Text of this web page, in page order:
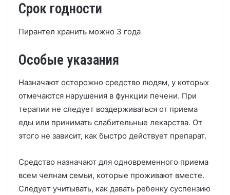
Срок годности
Пирантел хранить можно 3 года
Особые указания
Назначают осторожно средство людям, у которых
отмечаются нарушения в функции печени. При
терапии не следует воздерживаться от приема
еды или принимать слабительные лекарства. От
этого не зависит, как быстро действует препарат.
Средство назначают для одновременного приема
всем челнам семьи, которые проживают вместе.
Следует учитывать, как давать ребенку суспензию